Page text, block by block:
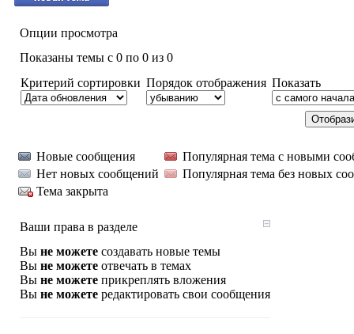
Опции просмотра
Показаны темы с 0 по 0 из 0
Критерий сортировки Порядок отображения Показать
Новые сообщения
Популярная тема с новыми
Нет новых сообщений
Популярная тема без новых
Тема закрыта
Ваши права в разделе
Вы не можете создавать новые темы
Вы не можете отвечать в темах
Вы не можете прикреплять вложения
Вы не можете редактировать свои сообщения